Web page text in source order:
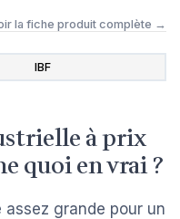
la fiche produit complète →
IBF
à prix
quoi en vrai ?
grande pour un